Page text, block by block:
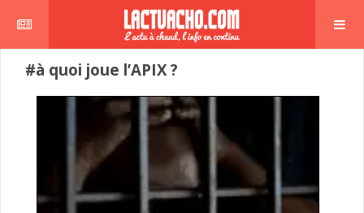
#à quoi joue l’APIX ?